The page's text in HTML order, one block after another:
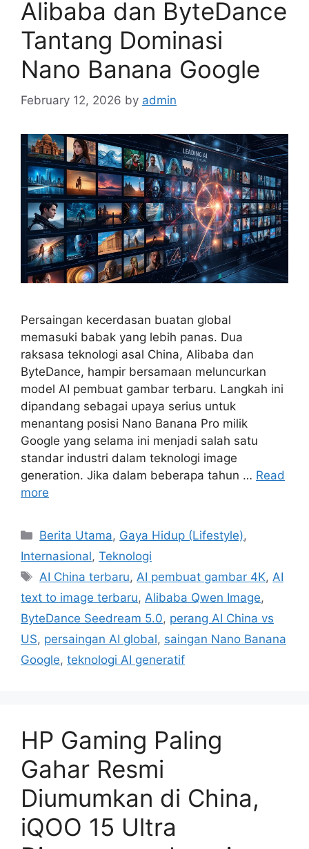
Alibaba dan ByteDance
Tantang Dominasi
Nano Banana Google
February 12, 2026 by admin
Persaingan kecerdasan buatan global
memasuki babak yang lebih panas. Dua
raksasa teknologi asal China, Alibaba dan
ByteDance, hampir bersamaan meluncurkan
model AI pembuat gambar terbaru. Langkah ini
dipandang sebagai upaya serius untuk
menantang posisi Nano Banana Pro milik
Google yang selama ini menjadi salah satu
standar industri dalam teknologi image
generation. Jika dalam beberapa tahun … Read
more
C
a
e
g
o
i
e
Berita Utama, Gaya Hidup (Lifestyle),
Internasional, Teknologi
T
a
s
AI China terbaru,AI pembuat gambar 4K,AI
text to image terbaru, Alibaba Qwen Image,
ByteDance Seedream 5.0, perang AI China vs
US, persaingan AI global, saingan Nano Banana
Google, teknologi AI generatif
HP Gaming Paling
Gahar Resmi
Diumumkan di China,
iQOO 15 Ultra